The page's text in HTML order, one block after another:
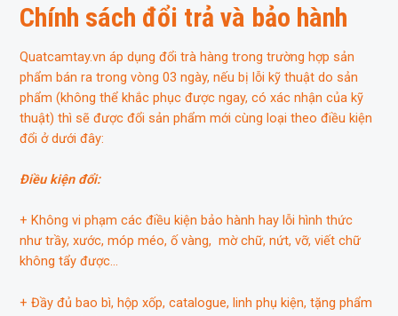
Chính sách đổi trả và bảo hành
Quatcamtay.vn áp dụng đổi trà hàng trong trường hợp sản
phẩm bán ra trong vòng 03 ngày, nếu bị lỗi kỹ thuật do sản
phẩm (không thể khắc phục được ngay, có xác nhận của kỹ
thuật) thì sẽ được đổi sản phẩm mới cùng loại theo điều kiện
đổi ở dưới đây:
Điều kiện đổi:
+ Không vi phạm các điều kiện bảo hành hay lỗi hình thức
như trầy, xước, móp méo, ố vàng, mờ chữ, nứt, vỡ, viết chữ
không tẩy được…
+ Đầy đủ bao bì, hộp xốp, catalogue, linh phụ kiện, tặng phẩm